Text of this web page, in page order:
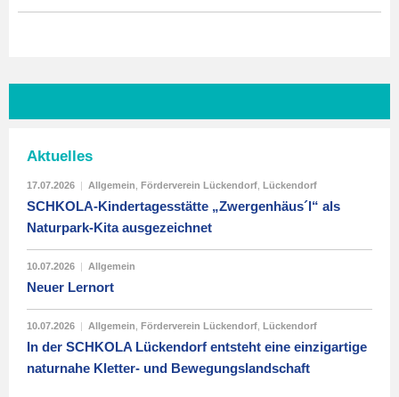
Aktuelles
17.07.2026 | Allgemein Förderverein Lückendorf Lückendorf
SCHKOLA-Kindertagesstätte „Zwergenhäus´l“ als
Naturpark-Kita ausgezeichnet
10.07.2026 | Allgemein
Neuer Lernort
10.07.2026 | Allgemein Förderverein Lückendorf Lückendorf
In der SCHKOLA Lückendorf entsteht eine einzigartige
naturnahe Kletter- und Bewegungslandschaft